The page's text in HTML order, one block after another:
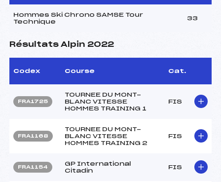
Hommes Ski Chrono SAMSE Tour
Technique
33
Résultats Alpin 2022
Codex Course Cat.
FRA1725
TOURNEE DU MONT-
BLANC VITESSE
HOMMES TRAINING 1
FIS
FRA1168
TOURNEE DU MONT-
BLANC VITESSE
HOMMES TRAINING 2
FIS
FRA1154
GP International
Citadin
FIS